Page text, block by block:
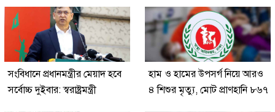
সংবিধানে প্রধানমন্ত্রীর মেয়াদ হবে
সর্বোচ্চ দুইবার: স্বরাষ্ট্রমন্ত্রী
হাম ও হামের উপসর্গ নিয়ে আরও
৪ শিশুর মৃত্যু, মোট প্রাণহানি ৮৬৭